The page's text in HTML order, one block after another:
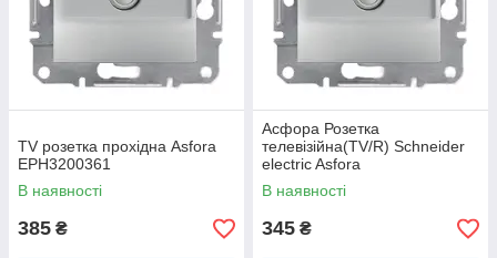
TV розетка прохідна Asfora
EPH3200361
В наявності
385 ₴
Асфора Розетка
телевізійна(TV/R) Schneider
electric Asfora
В наявності
345 ₴